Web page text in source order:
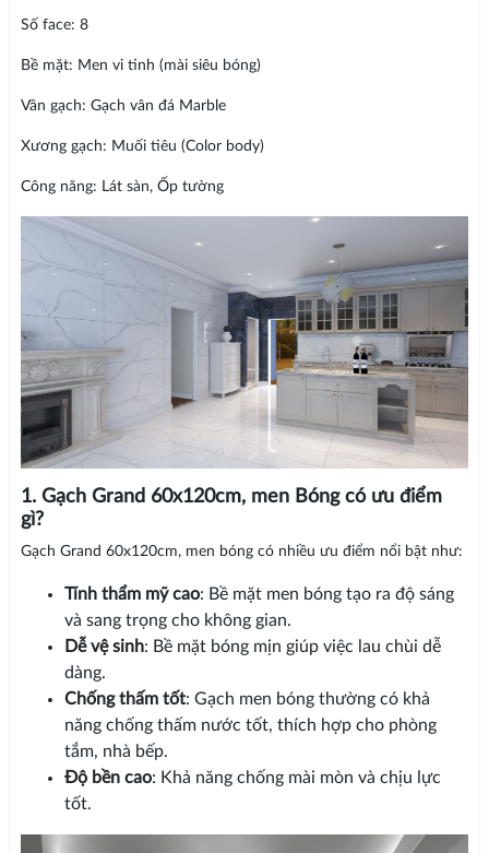
Số face: 8
Bề mặt: Men vi tinh (mài siêu bóng)
Vân gạch: Gạch vân đá Marble
Xương gạch: Muối tiêu (Color body)
Công năng: Lát sàn, Ốp tường
1. Gạch Grand 60x120cm, men Bóng có ưu điểm
gì?
Gạch Grand 60x120cm, men bóng có nhiều ưu điểm nổi bật như:
Tính thẩm mỹ cao: Bề mặt men bóng tạo ra độ sáng
và sang trọng cho không gian.
Dễ vệ sinh: Bề mặt bóng mịn giúp việc lau chùi dễ
dàng.
Chống thấm tốt: Gạch men bóng thường có khả
năng chống thấm nước tốt, thích hợp cho phòng
tắm, nhà bếp.
Độ bền cao: Khả năng chống mài mòn và chịu lực
tốt.